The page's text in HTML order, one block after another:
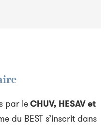
par leCHUV, HESAV et
du BEST s’inscrit dans